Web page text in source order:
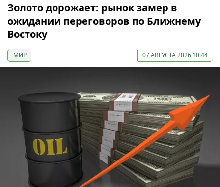
Золото дорожает: рынок замер в
ожидании переговоров по Ближнему
Востоку
МИР 07 АВГУСТА 2026 10:44